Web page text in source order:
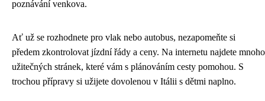
poznávání venkova.
Ať už se rozhodnete pro vlak nebo autobus, nezapomeňte si
předem zkontrolovat jízdní řády a ceny. Na internetu najdete mnoho
užitečných stránek, které vám s plánováním cesty pomohou. S
trochou přípravy si užijete dovolenou v Itálii s dětmi naplno.